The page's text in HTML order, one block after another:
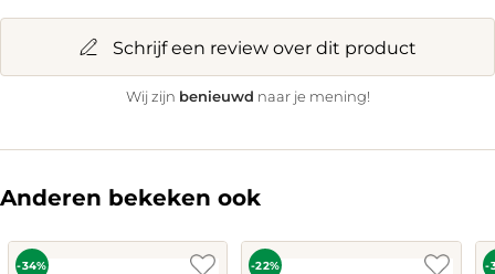
Schrijf een review over dit product
Wij zijn benieuwd naar je mening!
Anderen bekeken ook
-34% -22% -